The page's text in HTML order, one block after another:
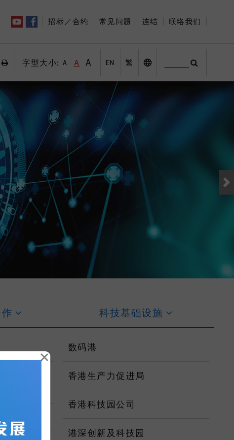
招标／合约 常见问题 连结 联络我们
社交平台
列印 字型大小: A字型大小:较小字体
A字型大小:预设字体大小
A字型大小:较大字体
EN 繁
其他语言
搜寻桌面版搜寻
作 科技基础设施
数码港
香港生产力促进局
香港科技园公司
港深创新及科技园
×